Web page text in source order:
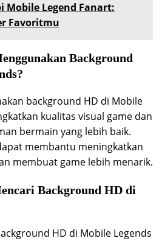
Mobile Legend Fanart:
Favoritmu
Background
background HD di Mobile
kualitas visual game dan
bermain yang lebih baik.
membantu meningkatkan
membuat game lebih menarik.
Background HD di
HD di Mobile Legends